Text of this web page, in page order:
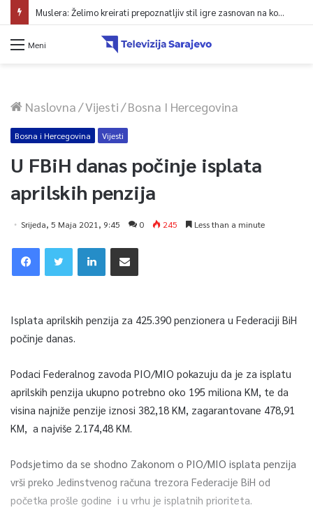
Muslera: Želimo kreirati prepoznatljiv stil igre zasnovan na kontroli lopte
Meni
Naslovna/Vijesti/Bosna I Hercegovina
Bosna i Hercegovina Vijesti
U FBiH danas počinje isplata
aprilskih penzija
Srijeda, 5 Maja 2021, 9:45 0 245 Less than a minute
Isplata aprilskih penzija za 425.390 penzionera u Federaciji BiH
počinje danas.
Podaci Federalnog zavoda PIO/MIO pokazuju da je za isplatu
aprilskih penzija ukupno potrebno oko 195 miliona KM, te da
visina najniže penzije iznosi 382,18 KM, zagarantovane 478,91
KM, a najviše 2.174,48 KM.
Podsjetimo da se shodno Zakonom o PIO/MIO isplata penzija
vrši preko Jedinstvenog računa trezora Federacije BiH od
početka prošle godine i u vrhu je isplatnih prioriteta.